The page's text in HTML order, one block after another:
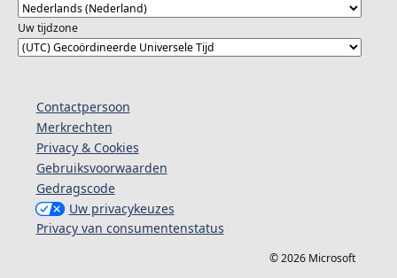
Uw tijdzone
Contactpersoon
Merkrechten
Privacy & Cookies
Gebruiksvoorwaarden
Gedragscode
Uw privacykeuzes
Privacy van consumentenstatus
© 2026 Microsoft